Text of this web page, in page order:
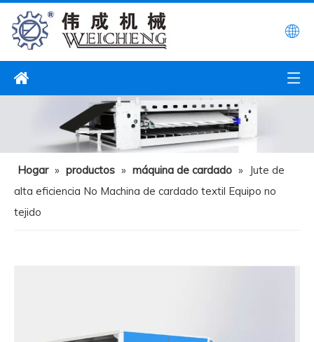
Hogar » productos » máquina de cardado »
Jute de
alta eficiencia No Machina de cardado textil Equipo no
tejido